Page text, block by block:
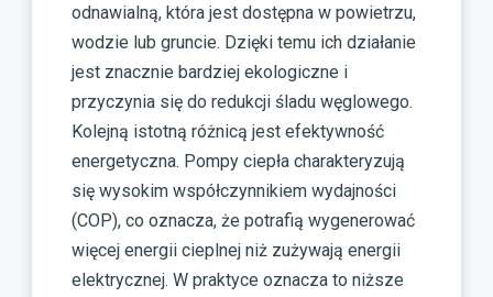
odnawialną, która jest dostępna w powietrzu,
wodzie lub gruncie. Dzięki temu ich działanie
jest znacznie bardziej ekologiczne i
przyczynia się do redukcji śladu węglowego.
Kolejną istotną różnicą jest efektywność
energetyczna. Pompy ciepła charakteryzują
się wysokim współczynnikiem wydajności
(COP), co oznacza, że potrafią wygenerować
więcej energii cieplnej niż zużywają energii
elektrycznej. W praktyce oznacza to niższe